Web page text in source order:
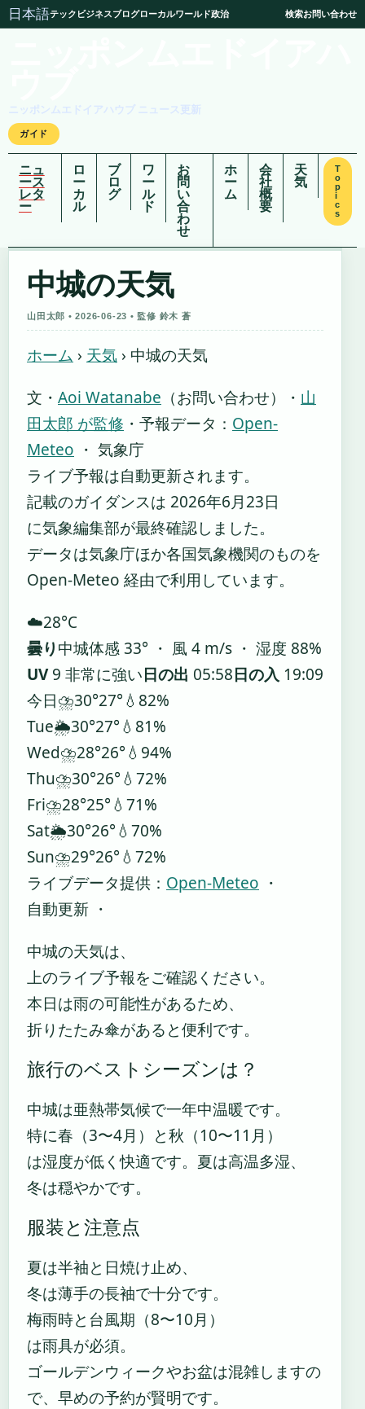
日本語テック ビジネスブログローカルワールド政治 検索お問い合わせ
ニッポンムエドイアハウブ ニュース更新
ガイド
ニュ
ース
レタ
ー
ロ
ー
カ
ル
ブ
ロ
グ
ワ
ー
ル
ド
お
問
い
合
わ
せ
ホ
ー
ム
会
社
概
要
天
気
T
o
p
i
c
s
中城の天気
山田太郎 • 2026-06-23 • 監修 鈴木 蒼
ホーム › 天気 › 中城の天気
文・ Aoi Watanabe （お問い合わせ） ・ 山
田太郎 が監修 ・ 予報データ： Open-
Meteo ・ 気象庁
ライブ予報は自動更新されます。
記載のガイダンスは 2026年6月23日
に気象編集部が最終確認しました。
データは気象庁ほか各国気象機関のものを
Open-Meteo 経由で利用しています。
☁️28°C
曇り中城体感 33° ・ 風 4 m/s ・ 湿度 88%
UV9 非常に強い日の出 05:58日の入 19:09
今日⛈️30°27°💧82%
Tue🌦️30°27°💧81%
Wed⛈️28°26°💧94%
Thu⛈️30°26°💧72%
Fri⛈️28°25°💧71%
Sat🌦️30°26°💧70%
Sun⛈️29°26°💧72%
ライブデータ提供： Open-Meteo ・
自動更新 ・
中城の天気は、
上のライブ予報をご確認ください。
本日は雨の可能性があるため、
折りたたみ傘があると便利です。
旅行のベストシーズンは？
中城は亜熱帯気候で一年中温暖です。
特に春（3〜4月）と秋（10〜11月）
は湿度が低く快適です。夏は高温多湿、
冬は穏やかです。
服装と注意点
夏は半袖と日焼け止め、
冬は薄手の長袖で十分です。
梅雨時と台風期（8〜10月）
は雨具が必須。
ゴールデンウィークやお盆は混雑しますの
で、早めの予約が賢明です。